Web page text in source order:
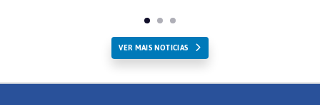
VER MAIS NOTICIAS